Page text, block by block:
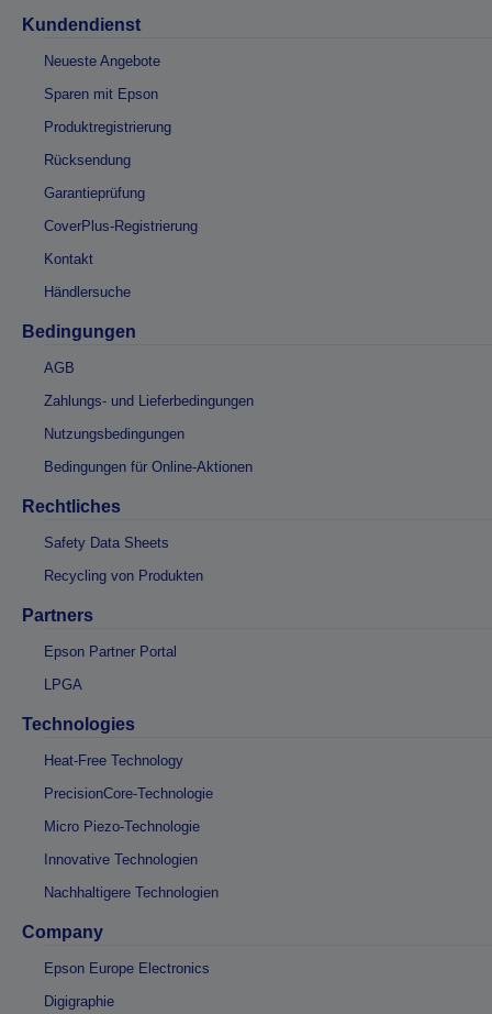
Kundendienst
Neueste Angebote
Sparen mit Epson
Produktregistrierung
Rücksendung
Garantieprüfung
CoverPlus-Registrierung
Kontakt
Händlersuche
Bedingungen
AGB
Zahlungs- und Lieferbedingungen
Nutzungsbedingungen
Bedingungen für Online-Aktionen
Rechtliches
Safety Data Sheets
Recycling von Produkten
Partners
Epson Partner Portal
LPGA
Technologies
Heat-Free Technology
PrecisionCore-Technologie
Micro Piezo-Technologie
Innovative Technologien
Nachhaltigere Technologien
Company
Epson Europe Electronics
Digigraphie